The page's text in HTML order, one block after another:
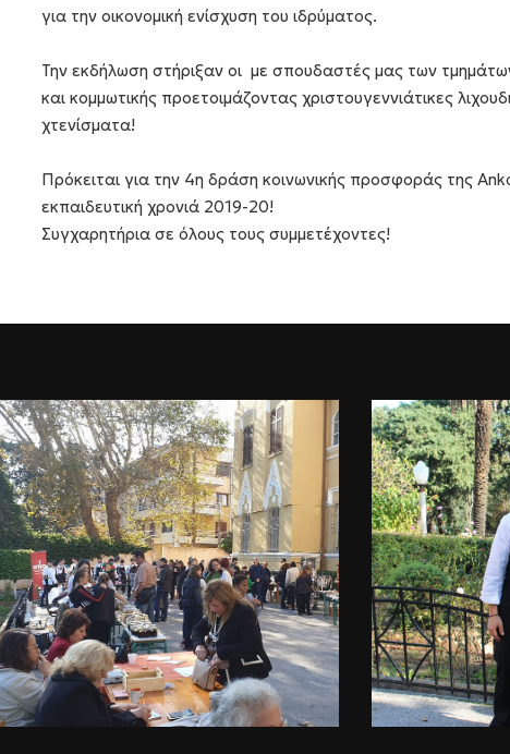
για την οικονομική ενίσχυση του ιδρύματος.
Την εκδήλωση στήριξαν οι με σπουδαστές μας των
και κομμωτικής προετοιμάζοντας χριστουγεννιάτικες
χτενίσματα!
Πρόκειται για την 4η δράση κοινωνικής προσφοράς της
εκπαιδευτική χρονιά 2019-20!
Συγχαρητήρια σε όλους τους συμμετέχοντες!